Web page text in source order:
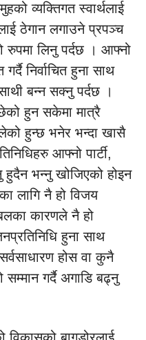
व्यक्तिगत स्वार्थलाई
ठेगान लगाउने प्रपञ्च
रुपमा लिनु पर्दछ । आफ्नो
निर्वाचित हुना साथ
बन्न सक्नु पर्दछ ।
हुन सकेमा मात्रै
हुन्छ भनेर भन्दा खासै
आफ्नो पार्टी,
भन्नु खोजिएको होइन
लागि नै हो विजय
कारणले नै हो
हुना साथ
होस वा कुनै
गर्दै अगाडि बढ्नु